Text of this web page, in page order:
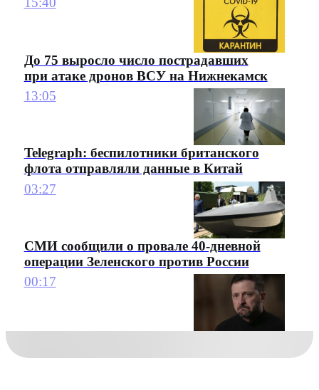
До 75 выросло число пострадавших
при атаке дронов ВСУ на Нижнекамск
13:05
Telegraph: беспилотники британского
флота отправляли данные в Китай
03:27
СМИ сообщили о провале 40-дневной
операции Зеленского против России
00:17